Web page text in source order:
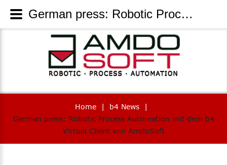
Home | b4 News
|
German press: Robotic Process Automation mit dem b4
Virtual Client von AmdoSoft
German press: Robotic Process Automation mit dem b4 Virtual Client von AmdoSoft - AmdoSoft Systems